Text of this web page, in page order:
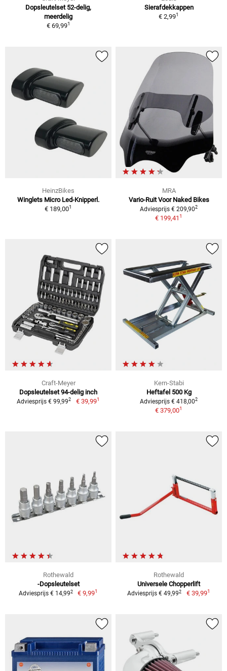
Dopsleutelset 52-delig,
meerdelig
€ 69,991
Sierafdekkappen
€ 2,991
HeinzBikes
Winglets Micro Led-Knipperl.
€ 189,001
MRA
Vario-Ruit Voor Naked Bikes
Adviesprijs € 209,902
€ 199,411
Craft-Meyer
Dopsleutelset 94-delig inch
Adviesprijs € 99,992 € 39,991
Kern-Stabi
Heftafel 500 Kg
Adviesprijs € 418,002
€ 379,001
Rothewald
-Dopsleutelset
Adviesprijs € 14,992 € 9,991
Rothewald
Universele Chopperlift
Adviesprijs € 49,992 € 39,991